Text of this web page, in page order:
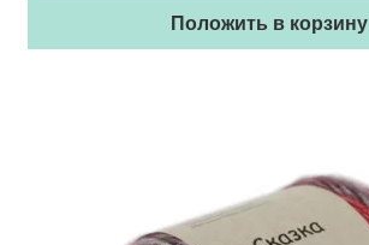
Положить в корзину